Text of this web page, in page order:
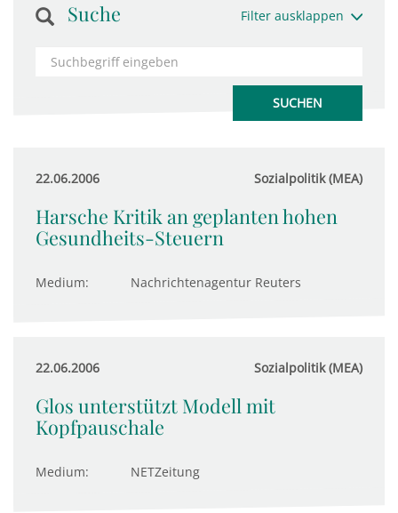
Suche Filter ausklappen
22.06.2006 Sozialpolitik (MEA)
Harsche Kritik an geplanten hohen
Gesundheits-Steuern
Medium: Nachrichtenagentur Reuters
22.06.2006 Sozialpolitik (MEA)
Glos unterstützt Modell mit
Kopfpauschale
Medium: NETZeitung